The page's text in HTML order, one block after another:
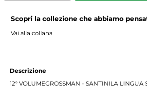
Scopri la collezione che abbiamo
Vai alla collana
Descrizione
12° VOLUMEGROSSMAN - SANTINILA LINGUA